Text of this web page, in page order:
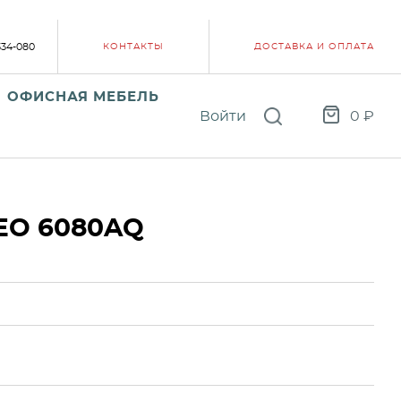
080 КОНТАКТЫ ДОСТАВКА И ОПЛАТА
ОФИСНАЯ МЕБЕЛЬ
Войти 0 ₽
6080AQ